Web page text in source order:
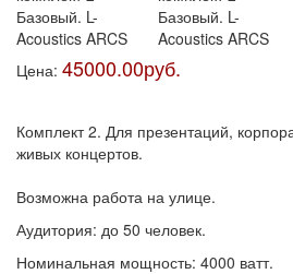
Цена: 45000.00руб.
Комплект 2. Для презентаций,
живых концертов.
Возможна работа на улице.
Аудитория: до 50 человек.
Номинальная мощность: 4000 ватт.